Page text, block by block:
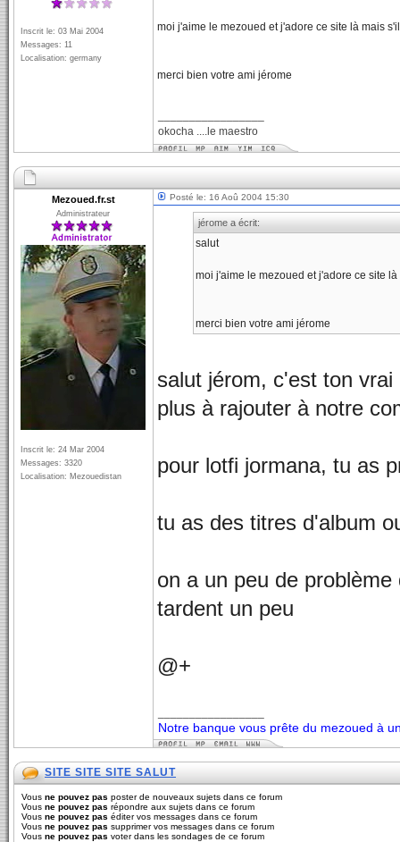
Inscrit le: 03 Mai 2004
Messages: 11
Localisation: germany
moi j'aime le mezoued et j'adore ce site là mais
merci bien votre ami jérome
okocha ....le maestro
Mezoued.fr.st
Administrateur
Inscrit le: 24 Mar 2004
Messages: 3320
Localisation: Mezouedistan
Posté le: 16 Aoû 2004 15:30
jérome a écrit:
salut
moi j'aime le mezoued et j'adore ce site
merci bien votre ami jérome
salut jérom, c'est ton
plus à rajouter à notre
pour lotfi jormana, tu as
tu as des titres d'album
on a un peu de
tardent un peu
@+
Notre banque vous prête du mezoued à
SITE SITE SITE SALUT
Vous ne pouvez pas poster de nouveaux sujets dans ce forum
Vous ne pouvez pas répondre aux sujets dans ce forum
Vous ne pouvez pas éditer vos messages dans ce forum
Vous ne pouvez pas supprimer vos messages dans ce forum
Vous ne pouvez pas voter dans les sondages de ce forum